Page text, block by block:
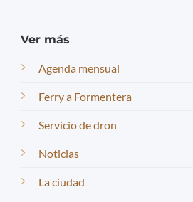
Ver más
Agenda mensual
Ferry a Formentera
Servicio de dron
Noticias
La ciudad